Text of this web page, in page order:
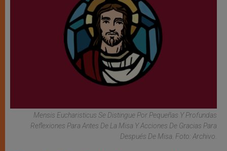
Mensis Eucharisticus Se Distingue Por Pequeñas Y Profundas
Reflexiones Para Antes De La Misa Y Acciones De Gracias Para
Después De Misa. Foto: Archivo.